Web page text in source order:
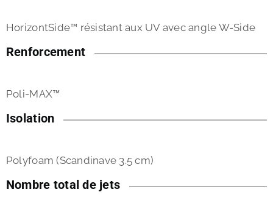
HorizontSide™ résistant aux UV avec angle W-Side
Renforcement
Poli-MAX™
Isolation
Polyfoam (Scandinave 3.5 cm)
Nombre total de jets